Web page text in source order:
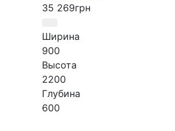
35 269грн
Ширина
900
Высота
2200
Глубина
600